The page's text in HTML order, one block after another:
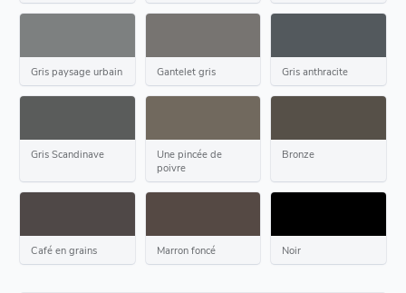
Gris paysage urbain Gantelet gris Gris anthracite
Gris Scandinave
Une pincée de
poivre
Bronze
Café en grains Marron foncé Noir